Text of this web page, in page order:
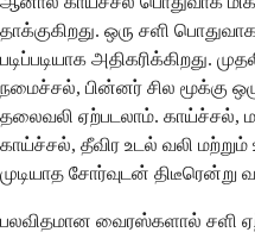
தாக்குகிறது. ஒரு சளி
படிப்படியாக அதிகரிக்கிறது.
நமைச்சல், பின்னர் சில மூக்கு
தலைவலி ஏற்படலாம். காய்ச்சல்,
காய்ச்சல், தீவிர உடல் வலி மற்றும்
முடியாத சோர்வுடன் திடீரென்று
பலவிதமான வைரஸ்களால் சளி